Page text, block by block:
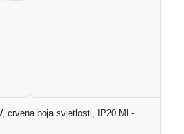
crvena boja svjetlosti, IP20 ML-